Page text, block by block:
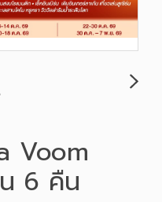
Voom
6 คืน